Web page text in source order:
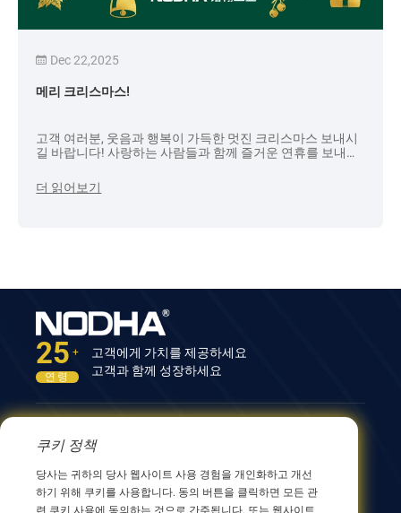
Dec 22,2025
메리 크리스마스!
고객 여러분, 웃음과 행복이 가득한 멋진 크리스마스 보내시
길 바랍니다! 사랑하는 사람들과 함께 즐거운 연휴를 보내시
더 읽어보기
25 +
연령
고객에게 가치를 제공하세요
고객과 함께 성장하세요
문의하기
12nd Building, No.9 Xingyang Road, Wuxi 214082,
JiangSu, China
0086 510 8580 8562
쿠키 정책
당사는 귀하의 당사 웹사이트 사용 경험을 개인화하고 개선
하기 위해 쿠키를 사용합니다. 동의 버튼을 클릭하면 모든 관
련 쿠키 사용에 동의하는 것으로 간주됩니다. 또는 웹사이트